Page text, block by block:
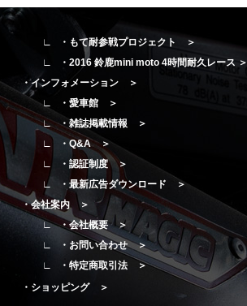
・もて耐参戦プロジェクト ＞
・2016 鈴鹿mini moto 4時間耐久レース ＞
・インフォメーション ＞
・愛車館 ＞
・雑誌掲載情報 ＞
・Q&A ＞
・認証制度 ＞
・最新広告ダウンロード ＞
・会社案内 ＞
・会社概要 ＞
・お問い合わせ ＞
・特定商取引法 ＞
・ショッピング ＞